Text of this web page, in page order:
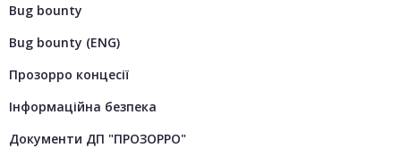
Bug bounty
Bug bounty (ENG)
Прозорро концесії
Інформаційна безпека
Документи ДП "ПРОЗОРРО"